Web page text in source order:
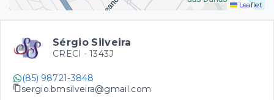
Leaflet
Sérgio Silveira
CRECI - 1343J
(85) 98721-3848
sergio.bmsilveira@gmail.com